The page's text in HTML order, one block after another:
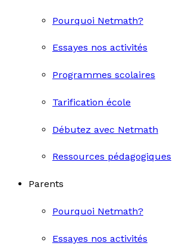
Pourquoi Netmath?
Essayes nos activités
Programmes scolaires
Tarification école
Débutez avec Netmath
Ressources pédagogiques
Parents
Pourquoi Netmath?
Essayes nos activités